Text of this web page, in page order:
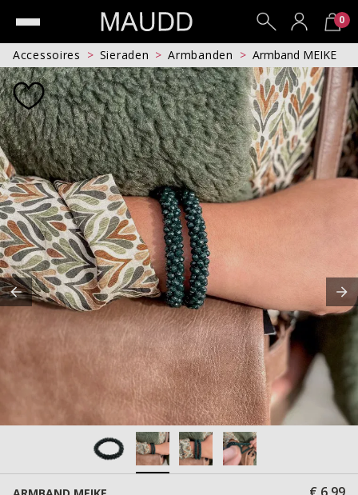
0
Accessoires Sieraden Armbanden Armband MEIKE